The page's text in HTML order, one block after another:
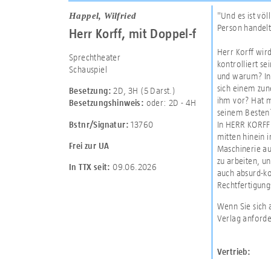
Happel, Wilfried
Herr Korff, mit Doppel-f
Sprechtheater
Schauspiel
Besetzung: 2D 3H (5 Darst.)
Besetzungshinweis: oder: 2D - 4H
Bstnr/Signatur: 13760
Frei zur UA
In TTX seit: 09.06.2026
"Und es ist
Person
Herr Korff
kontrolliert
und warum?
sich einem
ihm vor? Hat
seinem
In HERR
mitten hinein
Maschinerie
zu arbeiten,
auch absurd-
Wenn Sie sich
Verlag
Vertrieb: